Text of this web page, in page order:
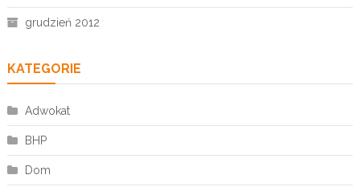
grudzień 2012
KATEGORIE
Adwokat
BHP
Dom